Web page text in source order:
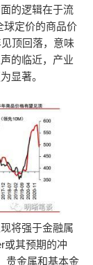
的逻辑在于流
球定价的商品价
顶回落，意味
的临近，产业
显著。
将强于金融属
或其预期的冲
贵金属和基本金